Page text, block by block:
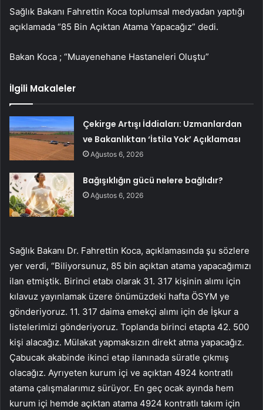
Sağlık Bakanı Fahrettin Koca toplumsal medyadan yaptığı
açıklamada “85 Bin Açıktan Atama Yapacağız” dedi.
Bakan Koca ; “Muayenehane Hastaneleri Oluştu”
İlgili Makaleler
Çekirge Artışı İddiaları: Uzmanlardan
ve Bakanlıktan ‘İstila Yok’ Açıklaması
Ağustos 6, 2026
Bağışıklığın gücü nelere bağlıdır?
Ağustos 6, 2026
Sağlık Bakanı Dr. Fahrettin Koca, açıklamasında şu sözlere
yer verdi, “Biliyorsunuz, 85 bin açıktan atama yapacağımızı
ilan etmiştik. Birinci etabı olarak 31. 317 kişinin alımı için
kılavuz yayınlamak üzere önümüzdeki hafta ÖSYM ye
gönderiyoruz. 11. 317 daima emekçi alımı için de İşkur a
listelerimizi gönderiyoruz. Toplanda birinci etapta 42. 500
kişi alacağız. Mülakat yapmaksızın direkt atma yapacağız.
Çabucak akabinde ikinci etap ilanınada süratle çıkmış
olacağız. Ayrıyeten kurum içi ve açıktan 4924 kontratlı
atama çalışmalarımız sürüyor. En geç ocak ayında hem
kurum içi hemde açıktan atama 4924 kontratlı takım için